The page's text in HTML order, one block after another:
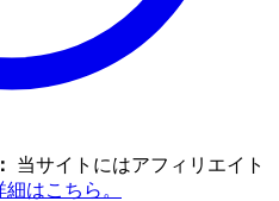
当サイトにはアフィリエイト
細はこちら。